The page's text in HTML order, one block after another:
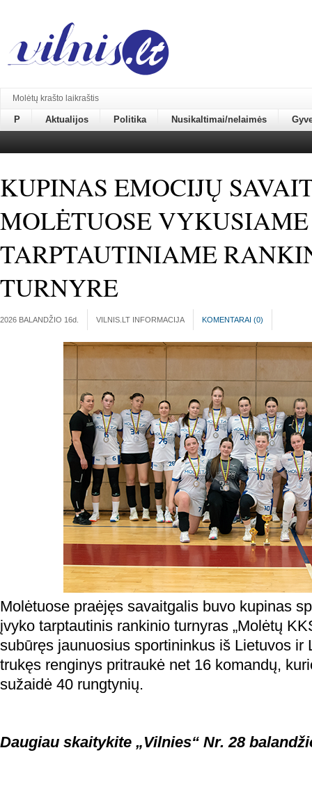
Molėtų krašto laikraštis
P Aktualijos Politika Nusikaltimai/nelaimės
KUPINAS EMOCIJŲ
MOLĖTUOSE VYKUSIAME
TARPTAUTINIAME
TURNYRE
2026 BALANDŽIO 16d. VILNIS.LT INFORMACIJA KOMENTARAI (0)
Molėtuose praėjęs savaitgalis buvo kupinas
įvyko tarptautinis rankinio turnyras „Molėtų
subūręs jaunuosius sportininkus iš Lietuvos ir
trukęs renginys pritraukė net 16 komandų,
sužaidė 40 rungtynių.
Daugiau skaitykite „Vilnies“ Nr. 28